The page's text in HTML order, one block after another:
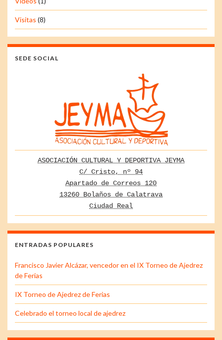
Visitas (8)
SEDE SOCIAL
ASOCIACIÓN CULTURAL Y DEPORTIVA JEYMA
C/ Cristo, nº 94
Apartado de Correos 120
13260 Bolaños de Calatrava
Ciudad Real
ENTRADAS POPULARES
Francisco Javier Alcázar, vencedor en el IX Torneo de Ajedrez
de Ferias
IX Torneo de Ajedrez de Ferias
Celebrado el torneo local de ajedrez